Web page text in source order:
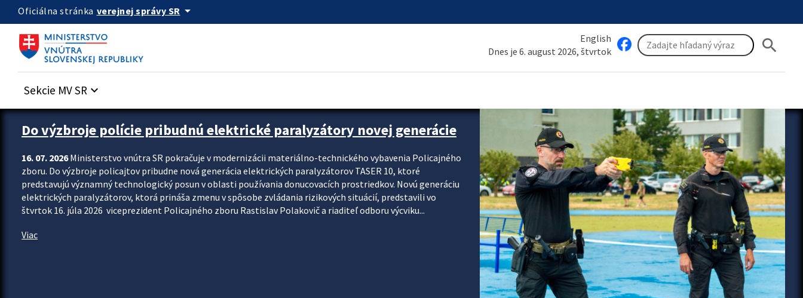
Preskocit na hlavný obsah
Oficiálna stránka verejnej správy SR arrow_drop_down
English
Dnes je 6. august 2026, štvrtok
search
Sekcie MV SR keyboard_arrow_down
Zastavit automatický posun upútavok
Do výzbroje polície pribudnú elektrické paralyzátory novej generácie
16. 07. 2026Ministerstvo vnútra SR pokračuje v modernizácii materiálno-technického vybavenia Policajného
zboru. Do výzbroje policajtov pribudne nová generácia elektrických paralyzátorov TASER 10, ktoré
predstavujú významný technologický posun v oblasti používania donucovacích prostriedkov. Novú generáciu
elektrických paralyzátorov, ktorá prináša zmenu v spôsobe zvládania rizikových situácií, predstavili vo
štvrtok 16. júla 2026 viceprezident Policajného zboru Rastislav Polakovič a riaditeľ odboru výcviku...
Viac